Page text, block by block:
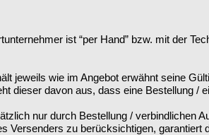
ist “per Hand” bzw. mit der
jeweils wie im Angebot erwähnt seine
dieser davon aus, dass eine Bestellung /
nur durch Bestellung / verbindlichen
Versenders zu berücksichtigen, garantiert